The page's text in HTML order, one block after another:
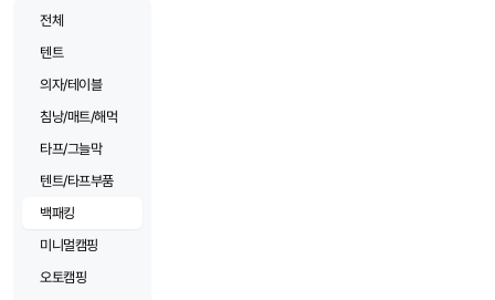
전체
텐트
의자/테이블
침낭/매트/해먹
타프/그늘막
텐트/타프부품
백패킹
미니멀캠핑
오토캠핑